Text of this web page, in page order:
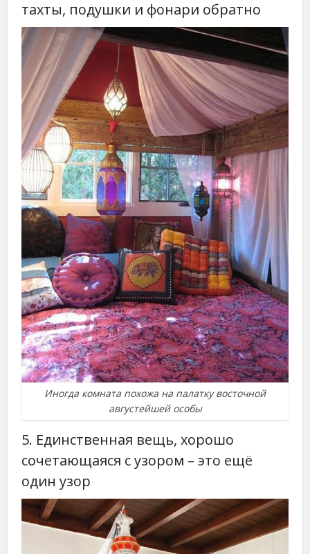
тахты, подушки и фонари обратно
Иногда комната похожа на палатку восточной
августейшей особы
5. Единственная вещь, хорошо
сочетающаяся с узором – это ещё
один узор